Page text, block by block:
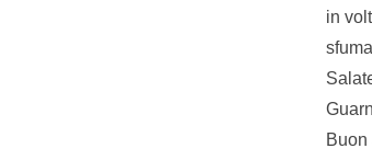
in
Buon